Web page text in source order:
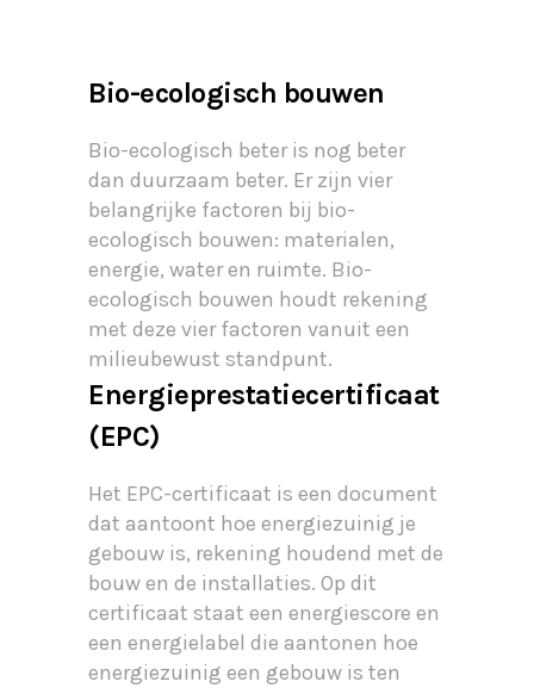
Bio-ecologisch bouwen
Bio-ecologisch beter is nog beter
dan duurzaam beter. Er zijn vier
belangrijke factoren bij bio-
ecologisch bouwen: materialen,
energie, water en ruimte. Bio-
ecologisch bouwen houdt rekening
met deze vier factoren vanuit een
milieubewust standpunt.
Energieprestatiecertificaat
(EPC)
Het EPC-certificaat is een document
dat aantoont hoe energiezuinig je
gebouw is, rekening houdend met de
bouw en de installaties. Op dit
certificaat staat een energiescore en
een energielabel die aantonen hoe
energiezuinig een gebouw is ten